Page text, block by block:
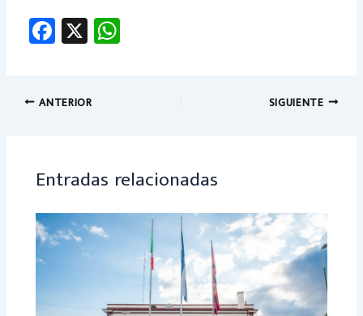
Fa
ce
o
X
ANTERIOR SIGUIENTE
Entradas relacionadas